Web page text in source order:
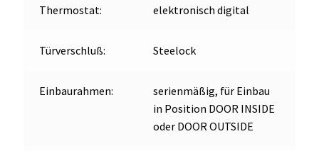
Thermostat: elektronisch digital
Türverschluß: Steelock
Einbaurahmen:
serienmäßig, für Einbau
in Position DOOR INSIDE
oder DOOR OUTSIDE